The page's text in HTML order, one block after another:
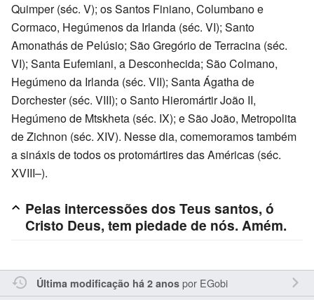
Quimper (séc. V); os Santos Finiano, Columbano e
Cormaco, Hegúmenos da Irlanda (séc. VI); Santo
Amonathás de Pelúsio; São Gregório de Terracina (séc.
VI); Santa Eufemiani, a Desconhecida; São Colmano,
Hegúmeno da Irlanda (séc. VII); Santa Ágatha de
Dorchester (séc. VIII); o Santo Hieromártir João II,
Hegúmeno de Mtskheta (séc. IX); e São João, Metropolita
de Zichnon (séc. XIV). Nesse dia, comemoramos também
a sináxis de todos os protomártires das Américas (séc.
XVIII–).
Pelas intercessões dos Teus santos, ó
Cristo Deus, tem piedade de nós. Amém.
Última modificação há 2 anospor EGobi